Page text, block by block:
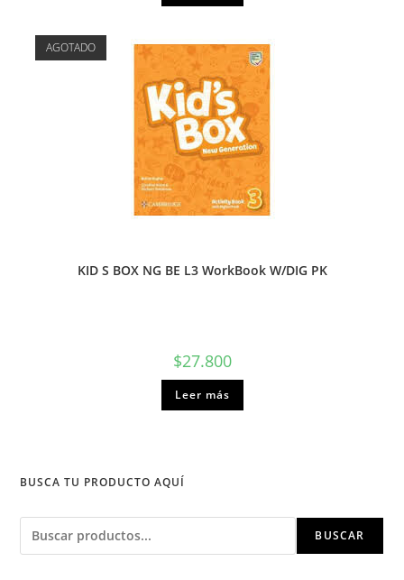
AGOTADO
KID S BOX NG BE L3 WorkBook W/DIG PK
$27.800
Leer más
BUSCA TU PRODUCTO AQUÍ
Buscar BUSCAR